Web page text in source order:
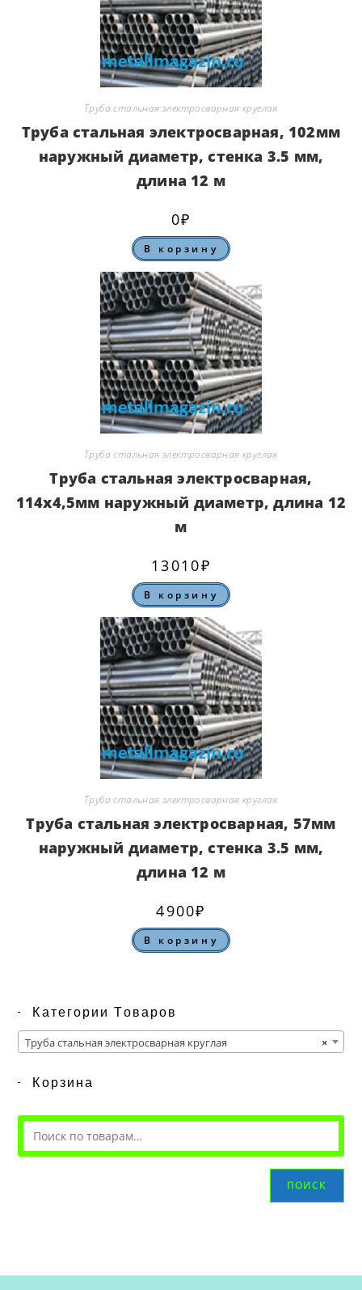
Труба стальная электросварная круглая
Труба стальная электросварная, 102мм
наружный диаметр, стенка 3.5 мм,
длина 12 м
0₽
В корзину
Труба стальная электросварная круглая
Труба стальная электросварная,
114х4,5мм наружный диаметр, длина 12
м
13010₽
В корзину
Труба стальная электросварная круглая
Труба стальная электросварная, 57мм
наружный диаметр, стенка 3.5 мм,
длина 12 м
4900₽
В корзину
Категории Товаров
×
Труба стальная электросварная круглая
Корзина
ПОИСК